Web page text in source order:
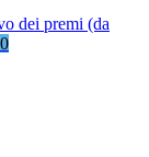
dei premi (da